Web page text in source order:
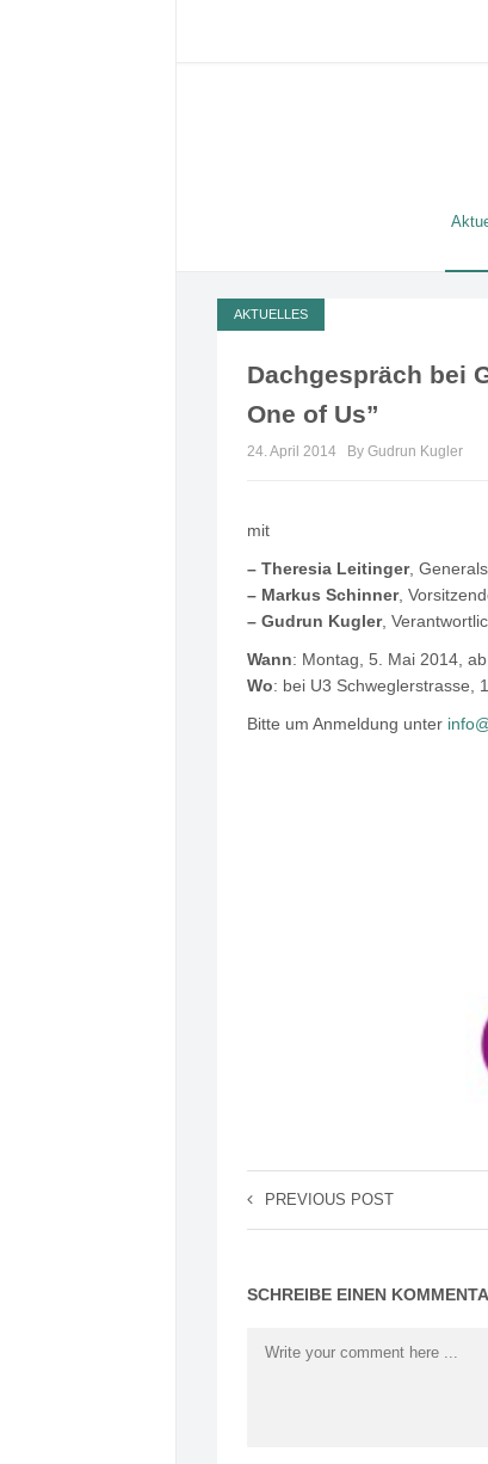
AKTUELLES
Dachgespräch bei
One of Us”
24. April 2014 By Gudrun Kugler
mit
– Theresia Leitinger,
– Markus Schinner,
– Gudrun Kugler,
Wann: Montag, 5. Mai 2014,
Wo: bei U3 Schweglerstrasse,
Bitte um Anmeldung unter
PREVIOUS POST
SCHREIBE EINEN